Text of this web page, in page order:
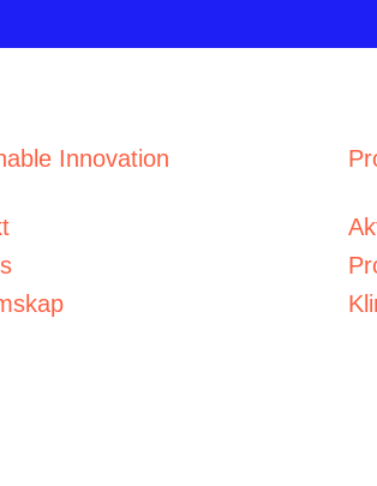
Innovation